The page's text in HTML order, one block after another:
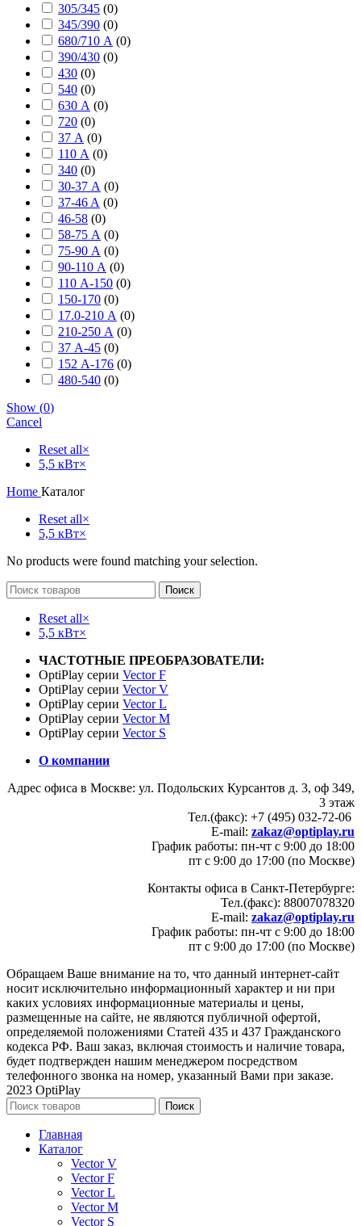
305/345 (0)
345/390 (0)
680/710 А (0)
390/430 (0)
430 (0)
540 (0)
630 А (0)
720 (0)
37 А (0)
110 А (0)
340 (0)
30-37 А (0)
37-46 A (0)
46-58 (0)
58-75 А (0)
75-90 А (0)
90-110 А (0)
110 А-150 (0)
150-170 (0)
17.0-210 А (0)
210-250 А (0)
37 А-45 (0)
152 А-176 (0)
480-540 (0)
Show (0)
Cancel
Reset all×
5,5 кВт×
Home Каталог
Reset all×
5,5 кВт×
No products were found matching your selection.
Поиск
Reset all×
5,5 кВт×
ЧАСТОТНЫЕ ПРЕОБРАЗОВАТЕЛИ:
OptiPlay серии Vector F
OptiPlay серии Vector V
OptiPlay серии Vector L
OptiPlay серии Vector M
OptiPlay серии Vector S
О компании
Адрес офиса в Москве: ул. Подольских Курсантов д. 3, оф 349,
3 этаж
Тел.(факс): +7 (495) 032-72-06
E-mail: zakaz@optiplay.ru
График работы: пн-чт с 9:00 до 18:00
пт с 9:00 до 17:00 (по Москве)
Контакты офиса в Санкт-Петербурге:
Тел.(факс): 88007078320
E-mail: zakaz@optiplay.ru
График работы: пн-чт с 9:00 до 18:00
пт с 9:00 до 17:00 (по Москве)
Обращаем Ваше внимание на то, что данный интернет-сайт
носит исключительно информационный характер и ни при
каких условиях информационные материалы и цены,
размещенные на сайте, не являются публичной офертой,
определяемой положениями Статей 435 и 437 Гражданского
кодекса РФ. Ваш заказ, включая стоимость и наличие товара,
будет подтвержден нашим менеджером посредством
телефонного звонка на номер, указанный Вами при заказе.
2023 OptiPlay
Поиск
Главная
Каталог
Vector V
Vector F
Vector L
Vector M
Vector S